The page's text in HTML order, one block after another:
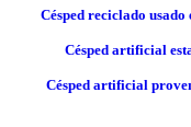
Césped reciclado
Césped artificial
Césped artificial